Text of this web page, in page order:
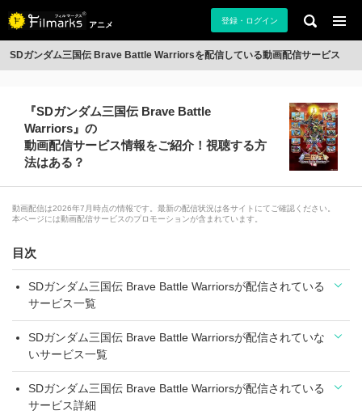
アニメ 登録・ログイン
SDガンダム三国伝 Brave Battle Warriorsを配信している動画配信サービス
『SDガンダム三国伝 Brave Battle
Warriors』の
動画配信サービス情報をご紹介！視聴する方
法はある？
動画配信は2026年7月時点の情報です。最新の配信状況は各サイトにてご確認ください。
本ページには動画配信サービスのプロモーションが含まれています。
目次
SDガンダム三国伝 Brave Battle Warriorsが配信されている
サービス一覧
SDガンダム三国伝 Brave Battle Warriorsが配信されていな
いサービス一覧
SDガンダム三国伝 Brave Battle Warriorsが配信されている
サービス詳細